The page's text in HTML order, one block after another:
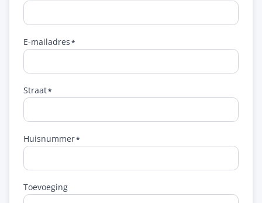
E-mailadres
Straat
Huisnummer
Toevoeging